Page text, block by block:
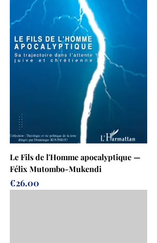
Le Fils de l'Homme apocalyptique —
Félix Mutombo-Mukendi
Prix
€26.00